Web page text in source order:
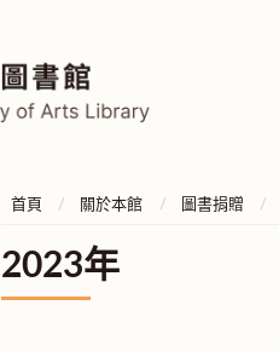
首頁 關於本館 圖書捐贈
2023年